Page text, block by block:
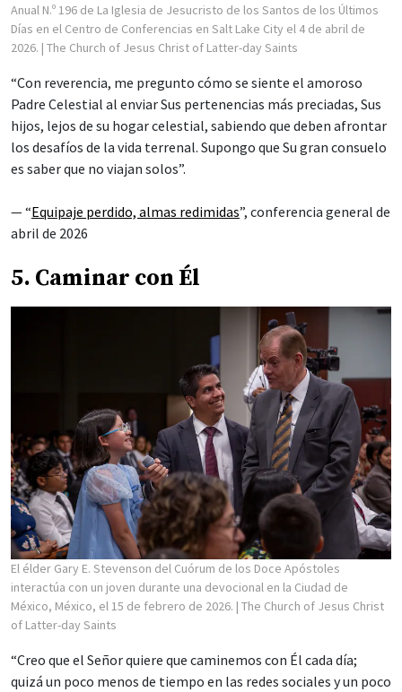
Anual N.º 196 de La Iglesia de Jesucristo de los Santos de los Últimos
Días en el Centro de Conferencias en Salt Lake City el 4 de abril de
2026. | The Church of Jesus Christ of Latter-day Saints
“Con reverencia, me pregunto cómo se siente el amoroso
Padre Celestial al enviar Sus pertenencias más preciadas, Sus
hijos, lejos de su hogar celestial, sabiendo que deben afrontar
los desafíos de la vida terrenal. Supongo que Su gran consuelo
es saber que no viajan solos”.
— “Equipaje perdido, almas redimidas”, conferencia general de
abril de 2026
5. Caminar con Él
El élder Gary E. Stevenson del Cuórum de los Doce Apóstoles
interactúa con un joven durante una devocional en la Ciudad de
México, México, el 15 de febrero de 2026. | The Church of Jesus Christ
of Latter-day Saints
“Creo que el Señor quiere que caminemos con Él cada día;
quizá un poco menos de tiempo en las redes sociales y un poco